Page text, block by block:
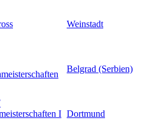
Weinstadt
Belgrad (Serbien)
I Dortmund